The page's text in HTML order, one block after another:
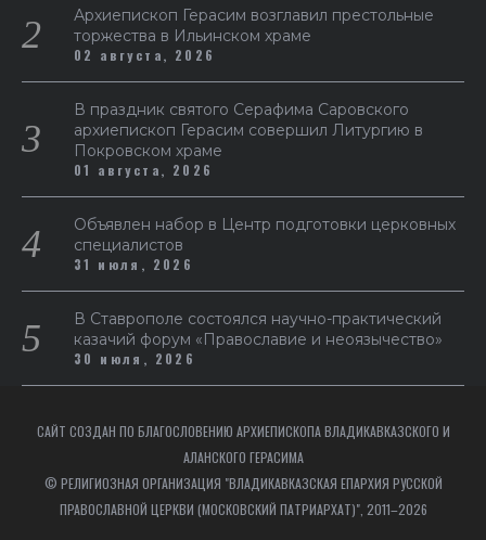
Архиепископ Герасим возглавил престольные
торжества в Ильинском храме
02 августа, 2026
В праздник святого Серафима Саровского
архиепископ Герасим совершил Литургию в
Покровском храме
01 августа, 2026
Объявлен набор в Центр подготовки церковных
специалистов
31 июля, 2026
В Ставрополе состоялся научно-практический
казачий форум «Православие и неоязычество»
30 июля, 2026
САЙТ СОЗДАН ПО БЛАГОСЛОВЕНИЮ АРХИЕПИСКОПА ВЛАДИКАВКАЗСКОГО И
АЛАНСКОГО ГЕРАСИМА
© РЕЛИГИОЗНАЯ ОРГАНИЗАЦИЯ "ВЛАДИКАВКАЗСКАЯ ЕПАРХИЯ РУССКОЙ
ПРАВОСЛАВНОЙ ЦЕРКВИ (МОСКОВСКИЙ ПАТРИАРХАТ)", 2011–2026